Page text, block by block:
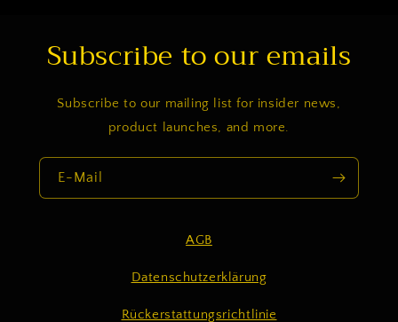
Subscribe to our emails
Subscribe to our mailing list for insider news,
product launches, and more.
E-Mail
AGB
Datenschutzerklärung
Rückerstattungsrichtlinie